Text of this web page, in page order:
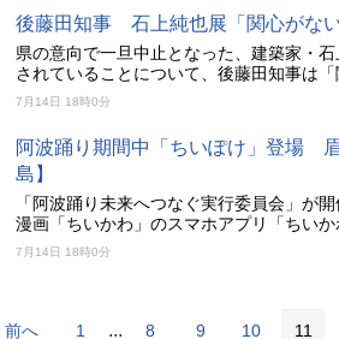
後藤田知事 石上純也展「関心がない
県の意向で一旦中止となった、建築家・
されていることについて、後藤田知事は
7月14日 18時0分
阿波踊り期間中「ちいぽけ」登場
島】
「阿波踊り未来へつなぐ実行委員会」が
漫画「ちいかわ」のスマホアプリ「ちい
7月14日 18時0分
前へ 1 ... 8 9 10 11